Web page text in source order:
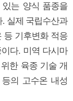
는 양식 품종을
실제 국립수산과
등 기후변화 적응
다. 미역 다시마
한 육종 기술 개
의 고수온 내성